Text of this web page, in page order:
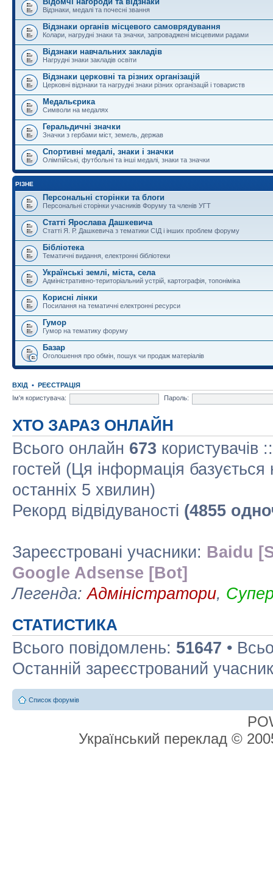
Відзнаки, медалі та почесні звання
Відзнаки органів місцевого самоврядування
Колари, нагрудні знаки та значки, запроваджені місцевими радами
Відзнаки навчальних закладів
Нагрудні знаки закладів освіти
Відзнаки церковні та різних організацій
Церковні відзнаки та нагрудні знаки різних організацій і товариств
Медальєрика
Символи на медалях
Геральдичні значки
Значки з гербами міст, земель, держав
Спортивні медалі, знаки і значки
Олімпійські, футбольні та інші медалі, знаки та значки
РІЗНЕ
Персональні сторінки та блоги
Персональні сторінки учасників Форуму та членів УГТ
Статті Ярослава Дашкевича
Статті Я. Р. Дашкевича з тематики СІД і інших проблем форуму
Бібліотека
Тематичні видання, електронні бібліотеки
Українські землі, міста, села
Адміністративно-територіальний устрій, картографія, топоніміка
Корисні лінки
Посилання на тематичні електронні ресурси
Гумор
Гумор на тематику форуму
Базар
Оголошення про обмін, пошук чи продаж матеріалів
ВХІД • РЕЄСТРАЦІЯ
Ім'я користувача:
Пароль:
ХТО ЗАРАЗ ОНЛАЙН
Всього онлайн 673 користувачів
гостей (Ця інформація базується
останніх 5 хвилин)
Рекорд відвідуваності (4855
Зареєстровані учасники: Baidu
Google Adsense [Bot]
Легенда:Адміністратори,
СТАТИСТИКА
Всього повідомлень: 51647 •
Останній зареєстрований
Список форумів
Український переклад ©